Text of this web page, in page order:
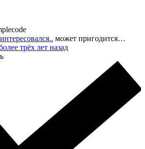
может пригодится…
трёх лет назад